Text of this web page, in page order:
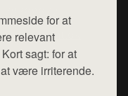
for at
relevant
sagt: for at
være irriterende.
hej@want.dk
og privatlivspolitik